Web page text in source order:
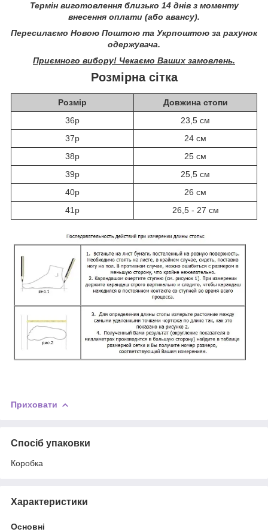
Термін виготовлення близько 14 днів з моменту
внесення оплати (або авансу).
Пересилаємо Новою Поштою та Укрпоштою за рахунок
одержувача.
Приємного вибору! Чекаємо Ваших замовлень.
Розмірна сітка
Розмір
Довжина стопи
36р
23,5 см
37р
24 см
38р
25 см
39р
25,5 см
40р
26 см
41р
26,5 - 27 см
Приховати
Спосіб упаковки
Коробка
Характеристики
Основні